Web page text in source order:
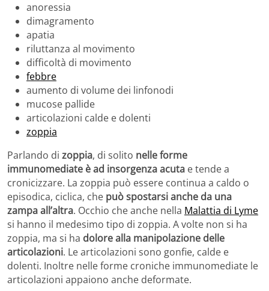
anoressia
dimagramento
apatia
riluttanza al movimento
difficoltà di movimento
febbre
aumento di volume dei linfonodi
mucose pallide
articolazioni calde e dolenti
zoppia
Parlando di zoppia, di solito nelle forme
immunomediate è ad insorgenza acuta e tende a
cronicizzare. La zoppia può essere continua a caldo o
episodica, ciclica, che può spostarsi anche da una
zampa all’altra. Occhio che anche nella Malattia di Lyme
si hanno il medesimo tipo di zoppia. A volte non si ha
zoppia, ma si ha dolore alla manipolazione delle
articolazioni. Le articolazioni sono gonfie, calde e
dolenti. Inoltre nelle forme croniche immunomediate le
articolazioni appaiono anche deformate.